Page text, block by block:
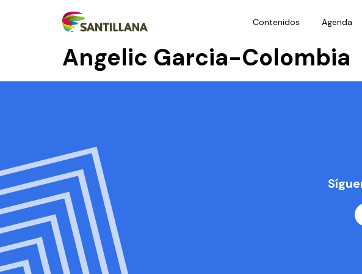
Contenidos Agenda
Angelic Garcia-Colombia